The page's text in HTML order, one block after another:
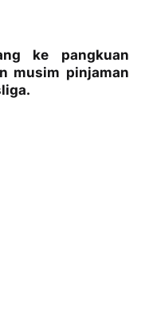
ke pangkuan
musim pinjaman